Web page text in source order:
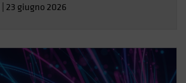
23 giugno 2026